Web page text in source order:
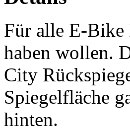
Für alle E-Bike
haben wollen.
City
Spiegelfläche
hinten.